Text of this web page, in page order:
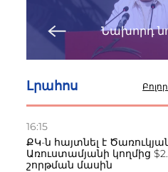
Նախորդ
Լրահոս
16:15
ՔԿ-ն հայտնել է
Առուստամյանի կողմից
շորթման մասին